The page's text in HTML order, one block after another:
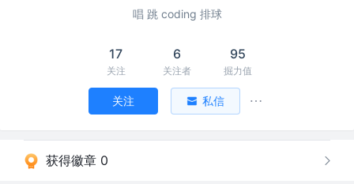
唱 跳 coding 排球
17
关注
6
关注者
95
掘力值
关注 私信
获得徽章 0